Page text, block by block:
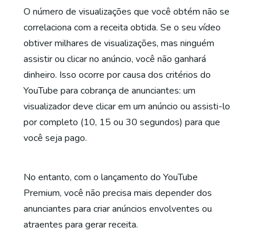
O número de visualizações que você obtém não se
correlaciona com a receita obtida. Se o seu vídeo
obtiver milhares de visualizações, mas ninguém
assistir ou clicar no anúncio, você não ganhará
dinheiro. Isso ocorre por causa dos critérios do
YouTube para cobrança de anunciantes: um
visualizador deve clicar em um anúncio ou assisti-lo
por completo (10, 15 ou 30 segundos) para que
você seja pago.
No entanto, com o lançamento do YouTube
Premium, você não precisa mais depender dos
anunciantes para criar anúncios envolventes ou
atraentes para gerar receita.